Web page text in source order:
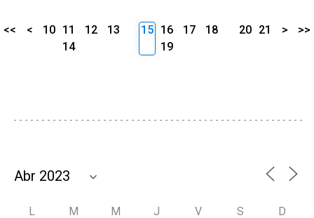
<< < 10 11 12
13
14
15 16 17
18
19
20 21 > >>
L M M J V S D